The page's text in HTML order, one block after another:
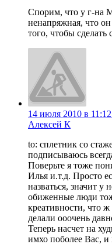
Спорим, что у г-на
ненапряжная, что
того, чтобы сделать
14 июля 2010 в 11:12
Алексей К
to: сплетник со
подписываюсь
Поверьте я тоже
Илья и.т.д. Просто
назваться, значит
обиженные люди
креативности, что
делали ооочень
Теперь насчет на
имхо поболее Вас,